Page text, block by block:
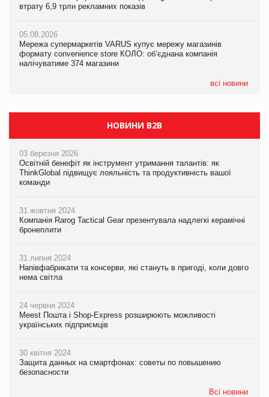
втрату 6,9 трлн рекламних показів
05.08.2026
Мережа супермаркетів VARUS купує мережу магазинів
формату convenience store КОЛО: об’єднана компанія
налічуватиме 374 магазини
всі новини
втрату 6,9 трлн рекламних показів
05.08.2026
Мережа супермаркетів VARUS купує мережу магазинів
формату convenience store КОЛО: об’єднана компанія
налічуватиме 374 магазини
втрату 6,9 трлн рекламних показів
05.08.2026
Adidas витратила понад $1 млрд на маркетинг за квартал
НОВИНИ B2B
03 березня 2026
Освітній бенефіт як інструмент утримання талантів: як
ThinkGlobal підвищує лояльність та продуктивність вашої
команди
31 жовтня 2024
Компанія Rarog Tactical Gear презентувала надлегкі керамічні
бронеплити
31 липня 2024
Напівфабрикати та консерви, які стануть в пригоді, коли довго
нема світла
24 червня 2024
Meest Пошта і Shop-Express розширюють можливості
українських підприємців
30 квітня 2024
Защита данных на смартфонах: советы по повышению
безопасности
Всі новини